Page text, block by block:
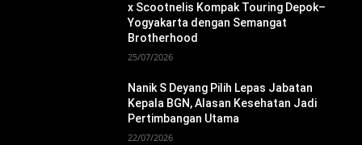
x Scootnelis Kompak Touring Depok–
Yogyakarta dengan Semangat
Brotherhood
25/07/2026
Nanik S Deyang Pilih Lepas Jabatan
Kepala BGN, Alasan Kesehatan Jadi
Pertimbangan Utama
22/07/2026